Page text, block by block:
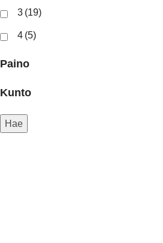
3 (19)
4 (5)
Paino
Kunto
Hae